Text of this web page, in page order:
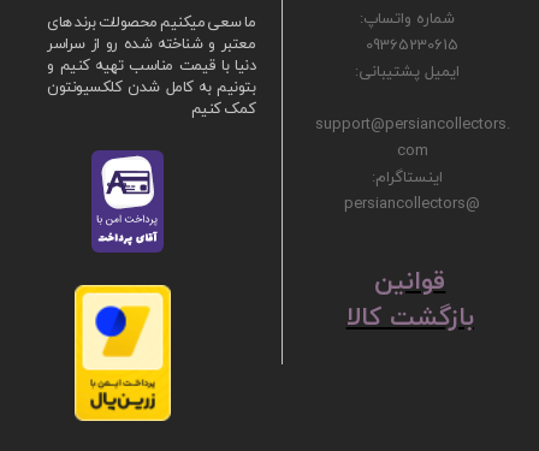
ما سعی میکنیم محصولات برند های
معتبر و شناخته شده رو از سراسر
دنیا با قیمت مناسب تهیه کنیم و
بتونیم به کامل شدن کلکسیونتون
کمک کنیم
شماره واتساپ:
09365230615
ایمیل پشتیبانی:
support@persiancollectors.
com
اینستاگرام:
@persiancollectors
ق​​​​​​​وانین
بازگشت کالا